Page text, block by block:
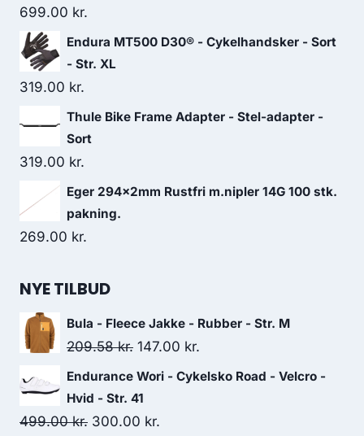
699.00 kr.
Endura MT500 D30® - Cykelhandsker - Sort
- Str. XL
319.00 kr.
Thule Bike Frame Adapter - Stel-adapter -
Sort
319.00 kr.
Eger 294x2mm Rustfri m.nipler 14G 100 stk.
pakning.
269.00 kr.
NYE TILBUD
Bula - Fleece Jakke - Rubber - Str. M
209.58kr. Original
price
was:
209.58 kr..
147.00 kr.
price
Endurance Wori - Cykelsko Road - Velcro -
Hvid - Str. 41
499.00kr. Original
300.00 kr.